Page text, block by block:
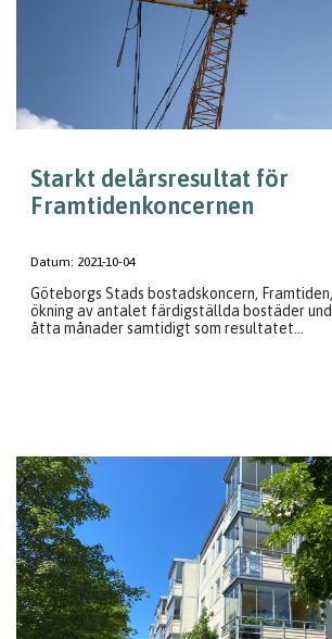
Starkt delårsresultat för
Framtidenkoncernen
Datum: 2021-10-04
Göteborgs Stads bostadskoncern,
ökning av antalet färdigställda bostäder
åtta månader samtidigt som resultatet...